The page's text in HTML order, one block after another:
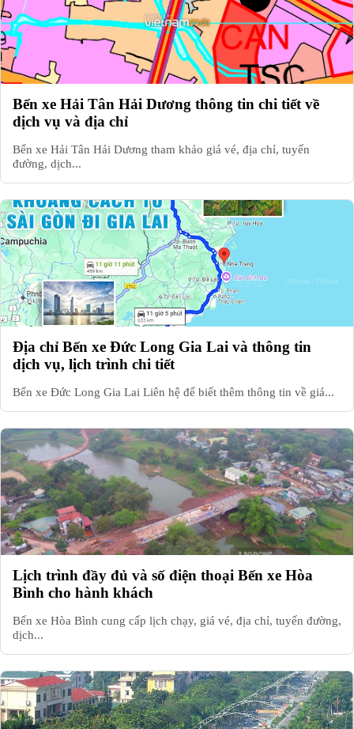
Bến xe Hải Tân Hải Dương thông tin chi tiết về
dịch vụ và địa chỉ
Bến xe Hải Tân Hải Dương tham khảo giá vé, địa chỉ, tuyến
đường, dịch...
Địa chỉ Bến xe Đức Long Gia Lai và thông tin
dịch vụ, lịch trình chi tiết
Bến xe Đức Long Gia Lai Liên hệ để biết thêm thông tin về giá...
Lịch trình đầy đủ và số điện thoại Bến xe Hòa
Bình cho hành khách
Bến xe Hòa Bình cung cấp lịch chạy, giá vé, địa chỉ, tuyến đường,
dịch...